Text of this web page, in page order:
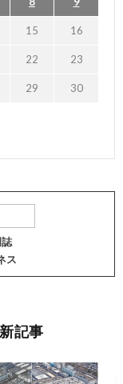
15 16
22 23
29 30
ス
記事